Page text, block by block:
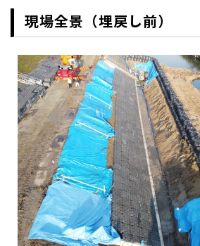
現場全景（埋戻し前）